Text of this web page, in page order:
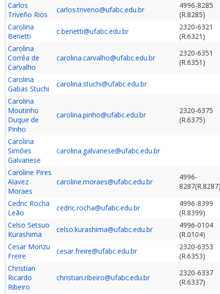
Carlos
Triveño Rios
carlos.triveno@ufabc.edu.br
4996-8285
(R.8285)
Carolina
Benetti
c.benetti@ufabc.edu.br
2320-6321
(R.6321)
Carolina
Corrêa de
Carvalho
carolina.carvalho@ufabc.edu.br
2320-6351
(R.6351)
Carolina
Gabas Stuchi
carolina.stuchi@ufabc.edu.br
Carolina
Moutinho
Duque de
Pinho
carolina.pinho@ufabc.edu.br
2320-6375
(R.6375)
Carolina
Simões
Galvanese
carolina.galvanese@ufabc.edu.br
Caroline Pires
Alavez
Moraes
caroline.moraes@ufabc.edu.br
4996-
Cedric Rocha
Leão
cedric.rocha@ufabc.edu.br
4996-8399
(R.8399)
Celso Setsuo
Kurashima
celso.kurashima@ufabc.edu.br
4996-0104
(R.0104)
Cesar Monzu
Freire
cesar.freire@ufabc.edu.br
2320-6353
(R.6353)
Christian
Ricardo
Ribeiro
christian.ribeiro@ufabc.edu.br
2320-6337
(R.6337)